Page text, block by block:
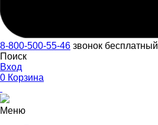
8-800-500-55-46 звонок бесплатный
Поиск
Вход
0 Корзина
Меню